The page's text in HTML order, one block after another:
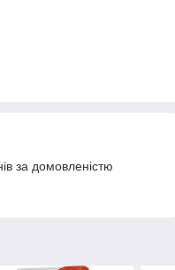
за домовленістю